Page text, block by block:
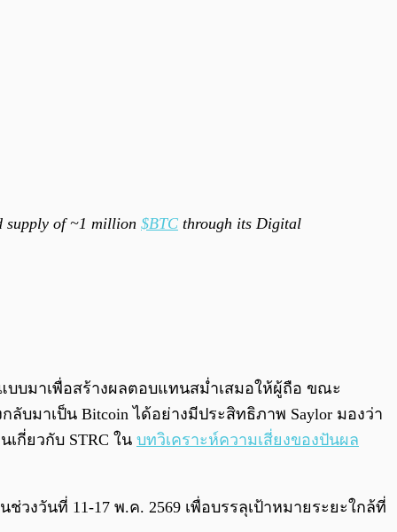
supply of ~1 million $BTC through its Digital
แบบมาเพื่อสร้างผลตอบแทนสม่ำเสมอให้ผู้ถือ ขณะ
บมาเป็น Bitcoin ได้อย่างมีประสิทธิภาพ Saylor มองว่า
เกี่ยวกับ STRC ใน บทวิเคราะห์ความเสี่ยงของปันผล
วงวันที่ 11-17 พ.ค. 2569 เพื่อบรรลุเป้าหมายระยะใกล้ที่